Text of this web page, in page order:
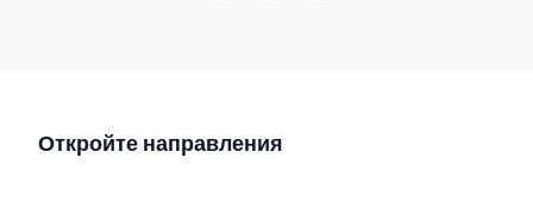
Откройте направления